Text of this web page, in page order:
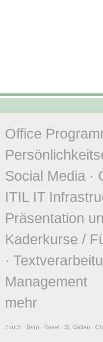
Office
Social Media ·
ITIL IT
Präsentation
Kaderkurse /
·
Management
mehr
Zürich · Bern · Basel · St. Gallen ·